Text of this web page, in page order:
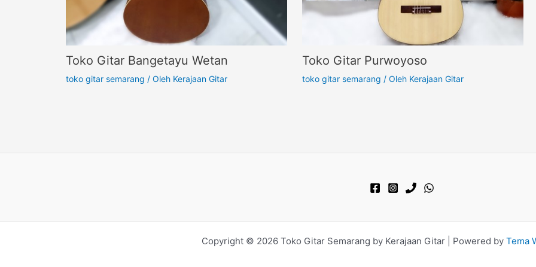
Toko Gitar Bangetayu Wetan
toko gitar semarang / Oleh Kerajaan Gitar
Toko Gitar Purwoyoso
toko gitar semarang / Oleh Kerajaan Gitar
Copyright © 2026 Toko Gitar Semarang by Kerajaan Gitar | Powered by Tema